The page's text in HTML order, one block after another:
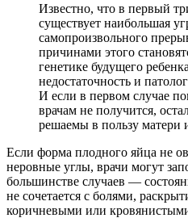
Известно, что в первый
существует наибольшая
самопроизвольного
причинами этого
генетике будущего
недостаточность и
И если в первом случае
врачам не получится,
решаемы в пользу матери
Если форма плодного яйца не
неровные углы, врачи могут
большинстве случаев —
не сочетается с болями,
коричневыми или